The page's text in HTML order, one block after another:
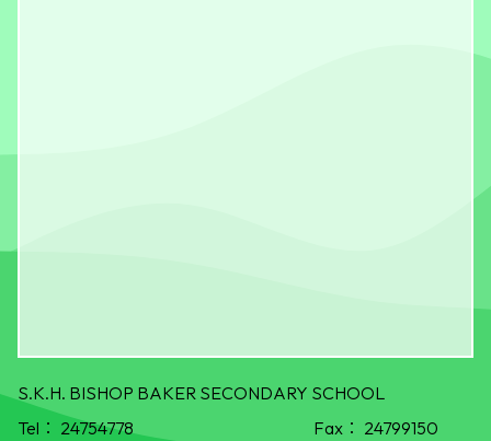
S.K.H. BISHOP BAKER SECONDARY SCHOOL
Tel： 24754778 Fax： 24799150